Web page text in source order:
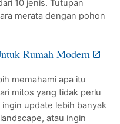
10 jenis. Tutupan
merata dengan pohon
Rumah Modern
memahami apa itu
mitos yang tidak perlu
update lebih banyak
atau ingin